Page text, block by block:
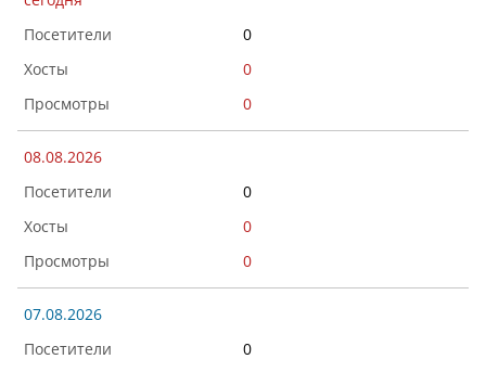
0
0
0
08.08.2026
0
0
0
07.08.2026
0